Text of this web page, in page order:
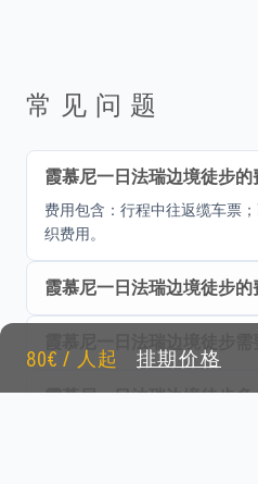
常见问题
霞慕尼一日法瑞边境徒步的
费用包含：行程中往返缆车票
织费用。
霞慕尼一日法瑞边境徒步的
霞慕尼一日法瑞边境徒步多
80€ / 人起 排期价格